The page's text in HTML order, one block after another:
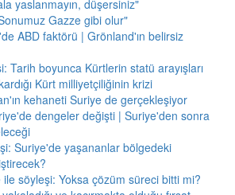
yaslanmayın, düşersiniz"
Gazze gibi olur"
ABD faktörü | Grönland'ın belirsiz
Tarih boyunca Kürtlerin statü arayışları
Kürt milliyetçiliğinin krizi
kehaneti Suriye de gerçekleşiyor
dengeler değişti | Suriye'den sonra
Suriye'de yaşananlar bölgedeki
söyleşi: Yoksa çözüm süreci bitti mi?